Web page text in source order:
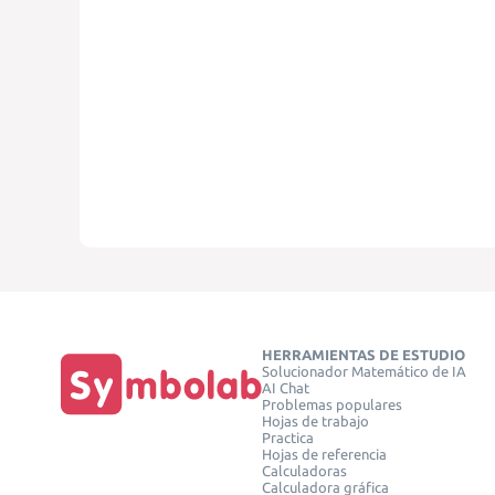
HERRAMIENTAS DE ESTUDIO
Solucionador Matemático de IA
AI Chat
Problemas populares
Hojas de trabajo
Practica
Hojas de referencia
Calculadoras
Calculadora gráfica